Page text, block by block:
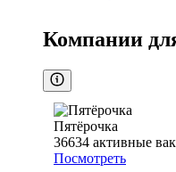
Компании
Пятёрочка
36634 активные
Посмотреть